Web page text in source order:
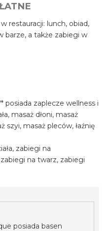
restauracji: lunch, obiad,
barze, a także zabiegi w
posiada zaplecze wellness i
masaż dłoni, masaż
szyi, masaż pleców, łaźnię
zabiegi na
na twarz, zabiegi
posiada basen